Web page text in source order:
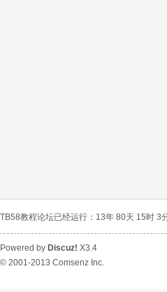
TB58教程论坛已经运行：13年 80天 15时 3
Powered by Discuz! X3.4
© 2001-2013 Comsenz Inc.